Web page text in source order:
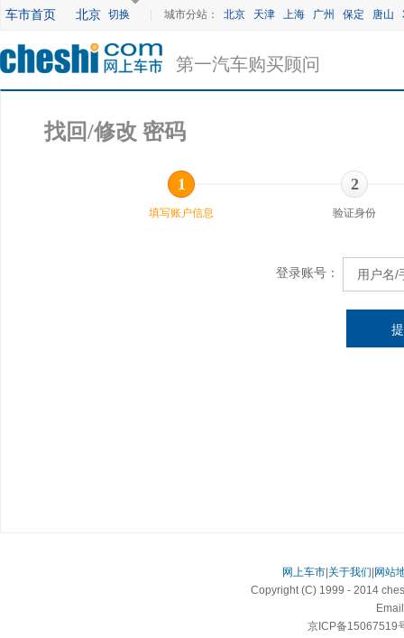
车市首页 北京 切换 城市分站： 北京 天津 上海 广州 保定 唐山
第一汽车购买顾问
找回/修改 密码
1
填写账户信息
2
验证身份
登录账号：
网上车市 关于我们 网站
Copyright (C) 1999 - 2014
京ICP备15067519